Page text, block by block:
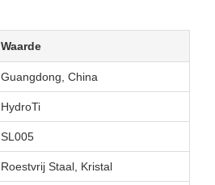
Waarde
Guangdong, China
HydroTi
SL005
Roestvrij Staal, Kristal